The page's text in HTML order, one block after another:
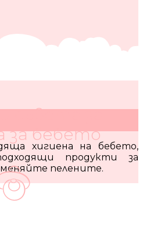
съвета за
за бебето
хигиена на бебето,
продукти за
пелените.